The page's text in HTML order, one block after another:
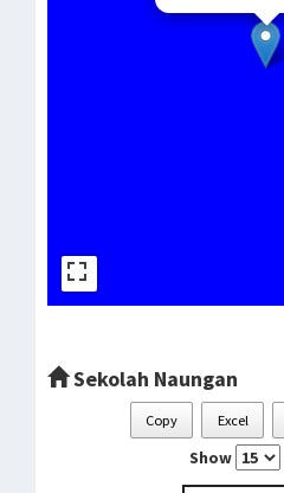
Sekolah Naungan
Copy Excel
Show